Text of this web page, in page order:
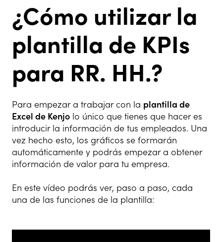
¿Cómo utilizar la
plantilla de KPIs
para RR. HH.?
Para empezar a trabajar con la plantilla de
Excel de Kenjo lo único que tienes que hacer es
introducir la información de tus empleados. Una
vez hecho esto, los gráficos se formarán
automáticamente y podrás empezar a obtener
información de valor para tu empresa.
En este vídeo podrás ver, paso a paso, cada
una de las funciones de la plantilla: